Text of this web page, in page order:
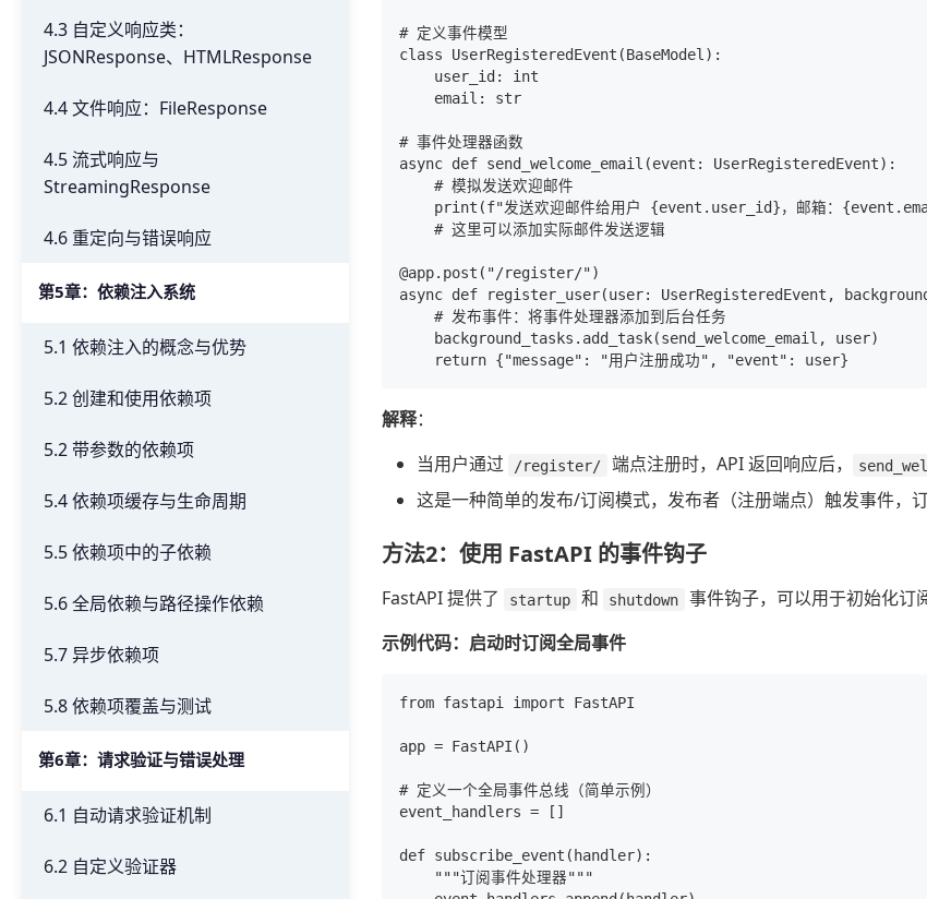
4.3 自定义响应类：
JSONResponse、HTMLResponse
4.4 文件响应：FileResponse
4.5 流式响应与
StreamingResponse
4.6 重定向与错误响应
第5章：依赖注入系统
5.1 依赖注入的概念与优势
5.2 创建和使用依赖项
5.2 带参数的依赖项
5.4 依赖项缓存与生命周期
5.5 依赖项中的子依赖
5.6 全局依赖与路径操作依赖
5.7 异步依赖项
5.8 依赖项覆盖与测试
第6章：请求验证与错误处理
6.1 自动请求验证机制
6.2 自定义验证器
# 定义事件模型
class UserRegisteredEvent(BaseModel):
    user_id: int
    email: str
# 事件处理器函数
async def send_welcome_email(event: UserRegisteredEvent):
    # 模拟发送欢迎邮件
print(f"发送欢迎邮件给用户 {event.user_id}，邮箱：
    # 这里可以添加实际邮件发送逻辑
@app.post("/register/")
async def register_user(user: UserRegisteredEvent,
    # 发布事件：将事件处理器添加到后台任务
    background_tasks.add_task(send_welcome_email, user)
解释：
当用户通过
/register/ 端点注册时，API 返回响应后，
这是一种简单的发布/订阅模式，发布者（注册端点）触发事件，
方法2：使用 FastAPI 的事件钩子
FastAPI 提供了 startup 和 shutdown
事件钩子，可以用于初始化订
示例代码：启动时订阅全局事件
from fastapi import FastAPI
app = FastAPI()
# 定义一个全局事件总线（简单示例）
event_handlers = []
def subscribe_event(handler):
    """订阅事件处理器"""